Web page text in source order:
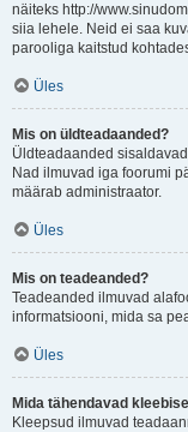
näiteks http://
siia lehele. Neid ei saa
parooliga kaitstud
Üles
Mis on üldteadaanded?
Üldteadaanded
Nad ilmuvad iga foorumi
määrab administraator.
Üles
Mis on teadeanded?
Teadeanded ilmuvad
informatsiooni, mida sa
Üles
Mida tähendavad
Kleepsud ilmuvad